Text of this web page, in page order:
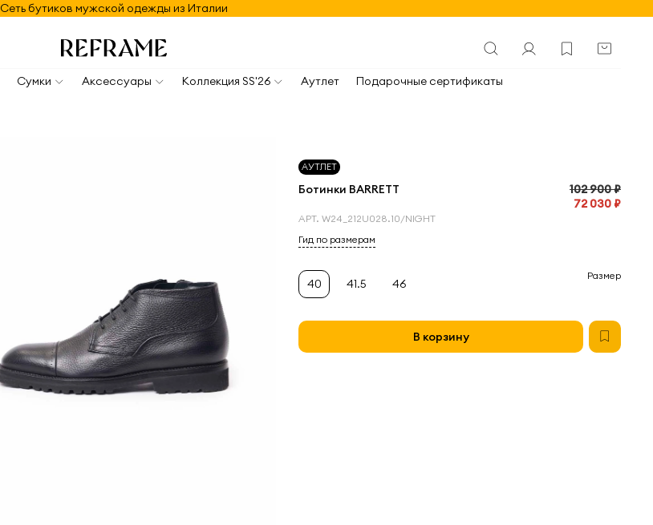
Сеть бутиков мужской одежды из Италии
Сумки Аксессуары Коллекция SS'26 Аутлет Подарочные сертификаты
АУТЛЕТ
Ботинки BARRETT
102 900 ₽
72 030 ₽
АРТ.W24_212U028.10/NIGHT
Гид по размерам
В корзину
Размер
40 41.5 46